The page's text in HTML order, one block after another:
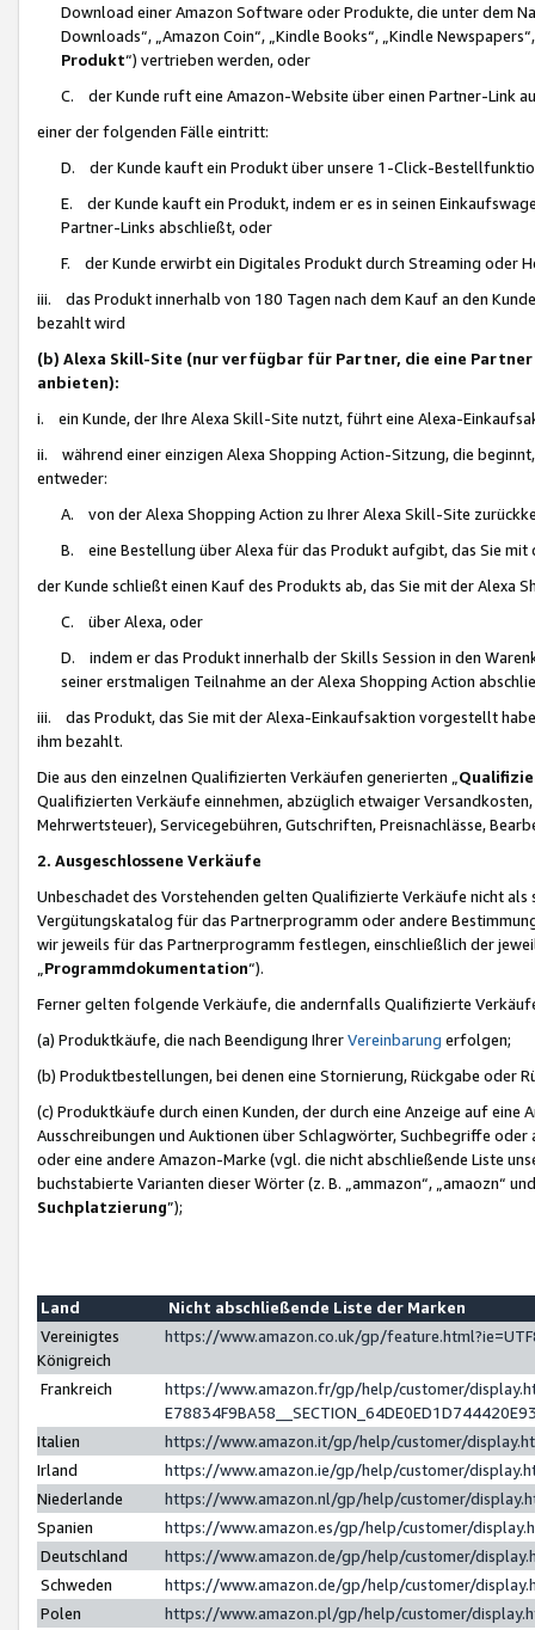
Download einer Amazon Software oder Produkte, die unter dem
Downloads“, „Amazon Coin“, „Kindle Books“, „Kindle
Produkt“) vertrieben werden, oder
C. der Kunde ruft eine Amazon-Website über einen Partner-Link
einer der folgenden Fälle eintritt:
D. der Kunde kauft ein Produkt über unsere 1-Click-
E. der Kunde kauft ein Produkt, indem er es in seinen
Partner-Links abschließt, oder
F. der Kunde erwirbt ein Digitales Produkt durch Streaming oder
iii. das Produkt innerhalb von 180 Tagen nach dem Kauf an den
bezahlt wird
(b) Alexa Skill-Site (nur verfügbar für Partner, die eine
anbieten):
i. ein Kunde, der Ihre Alexa Skill-Site nutzt, führt eine Alexa-
ii. während einer einzigen Alexa Shopping Action-Sitzung, die
entweder:
A. von der Alexa Shopping Action zu Ihrer Alexa Skill-Site
B. eine Bestellung über Alexa für das Produkt aufgibt, das Sie mit
der Kunde schließt einen Kauf des Produkts ab, das Sie mit der Alexa
C. über Alexa, oder
D. indem er das Produkt innerhalb der Skills Session in den
seiner erstmaligen Teilnahme an der Alexa Shopping Action
iii. das Produkt, das Sie mit der Alexa-Einkaufsaktion vorgestellt
ihm bezahlt.
Die aus den einzelnen Qualifizierten Verkäufen generierten „
Qualifizierten Verkäufe einnehmen, abzüglich etwaiger
Mehrwertsteuer), Servicegebühren, Gutschriften, Preisnachlässe,
2. Ausgeschlossene Verkäufe
Unbeschadet des Vorstehenden gelten Qualifizierte Verkäufe nicht
Vergütungskatalog für das Partnerprogramm oder andere
wir jeweils für das Partnerprogramm festlegen, einschließlich der
Programmdokumentation“).
Ferner gelten folgende Verkäufe, die andernfalls Qualifizierte
(a) Produktkäufe, die nach Beendigung IhrerVereinbarung erfolgen;
(b) Produktbestellungen, bei denen eine Stornierung, Rückgabe oder
(c) Produktkäufe durch einen Kunden, der durch eine Anzeige auf
Ausschreibungen und Auktionen über Schlagwörter, Suchbegriffe
oder eine andere Amazon-Marke (vgl. die nicht abschließende Liste
buchstabierte Varianten dieser Wörter (z. B. „ammazon“, „amaozn“
Suchplatzierung”);
Land
Nicht abschließende Liste der Marken
Vereinigtes
Königreich
https://www.amazon.co.uk/gp/
Frankreich
https://www.amazon.fr/gp/help/customer/
Italien
https://www.amazon.it/gp/help/customer/
Irland
https://www.amazon.ie/gp/help/customer/
Niederlande
https://www.amazon.nl/gp/help/customer/
Spanien
https://www.amazon.es/gp/help/customer/
Deutschland
https://www.amazon.de/gp/help/customer/
Schweden
https://www.amazon.de/gp/help/customer/
Polen
https://www.amazon.pl/gp/help/customer/